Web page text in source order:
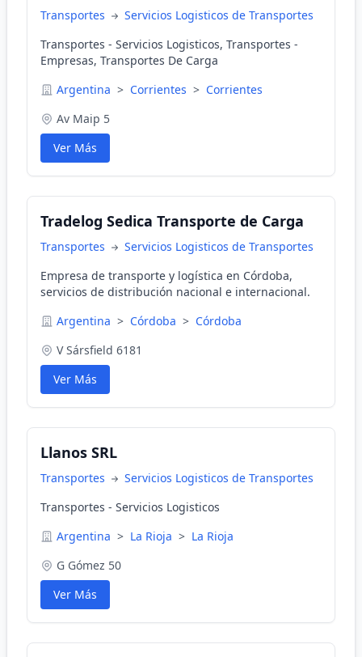
Transportes
Servicios Logisticos de Transportes
Transportes - Servicios Logisticos, Transportes -
Empresas, Transportes De Carga
Argentina > Corrientes > Corrientes
Av Maip 5
Ver Más
Tradelog Sedica Transporte de Carga
Transportes
Servicios Logisticos de Transportes
Empresa de transporte y logística en Córdoba,
servicios de distribución nacional e internacional.
Argentina > Córdoba > Córdoba
V Sársfield 6181
Ver Más
Llanos SRL
Transportes
Servicios Logisticos de Transportes
Transportes - Servicios Logisticos
Argentina > La Rioja > La Rioja
G Gómez 50
Ver Más